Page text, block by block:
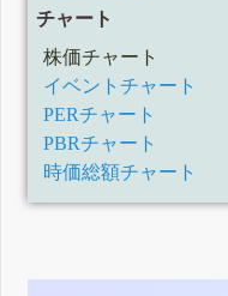
チャート
株価チャート
イベントチャート
PERチャート
PBRチャート
時価総額チャート